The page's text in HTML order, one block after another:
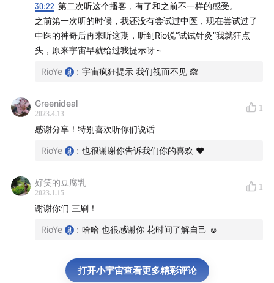
夸张地说，当我们在2022年看到这本书的时候，并没有觉
得这是一本老书，观念即便是放在现在也是很新的理念。
这次主要分享的是书中的一部分健康与饮食观念，
们能接纳和理解这些观念，做改变也就是自然而然的事
质、胰岛素等等的内容的基础。
感谢杨定一博士的书籍带给我们很多成长
感谢杨宁老师很多观点的场外支持
感谢我们录制并剪辑这期播客
感谢我们的录音设备、Mac、iPhone和我们一起记录下
感谢你的阅读和收听
感恩在这里用声音的方式和你相遇
30:22 第二次听这个播客，有了和之前不一样的感受。
之前第一次听的时候，我还没有尝试过中医，现在尝试过了
中医的神奇后再来听这期，听到Rio说“试试针灸”我就狂点
头，原来宇宙早就给过我提示呀～
RioYe : 宇宙疯狂提示 我们视而不见 🙈
Greenideal
2023.4.13
1
感谢分享！特别喜欢听你们说话
RioYe : 也很谢谢你告诉我们你的喜欢 ❤️
好笑的豆腐乳
2023.1.15
1
谢谢你们 三刷！
RioYe : 哈哈 也很感谢你 花时间了解自己 ☺️
打开小宇宙查看更多精彩评论